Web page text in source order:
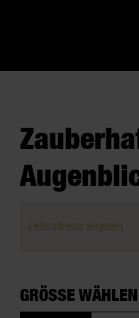
Lieferadresse eingeben
GRÖSSE WÄHLEN